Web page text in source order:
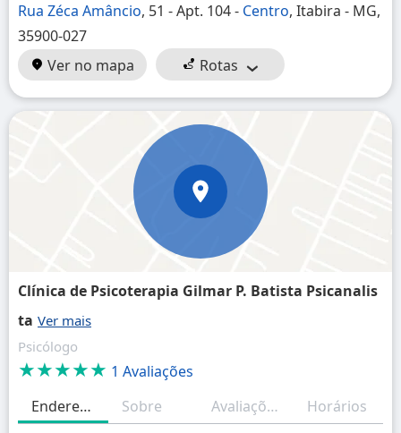
Rua Zéca Amâncio, 51 - Apt. 104 - Centro, Itabira - MG,
35900-027
Ver no mapa
Rotas
Clínica de Psicoterapia Gilmar P. Batista Psicanalis
ta
Psicólogo
★★★★★ 1 Avaliações
Endereço
Sobre Avaliações Horários